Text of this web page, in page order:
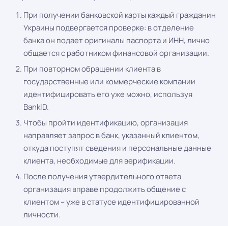
При получении банковской карты каждый гражданин
Украины подвергается проверке: в отделение
банка он подает оригиналы паспорта и ИНН, лично
общается с работником финансовой организации.
При повторном обращении клиента в
государственные или коммерческие компании
идентифицировать его уже можно, используя
BankID.
Чтобы пройти идентификацию, организация
направляет запрос в банк, указанный клиентом,
откуда поступят сведения и персональные данные
клиента, необходимые для верификации.
После получения утвердительного ответа
организация вправе продолжить общение с
клиентом – уже в статусе идентифицированной
личности.